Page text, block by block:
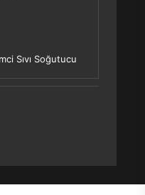
Sıvı Soğutucu